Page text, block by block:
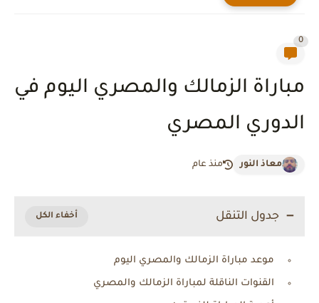
0
مباراة الزمالك والمصري اليوم في
الدوري المصري
معاذ النور منذ عام
جدول التنقل
موعد مباراة الزمالك والمصري اليوم
القنوات الناقلة لمباراة الزمالك والمصري